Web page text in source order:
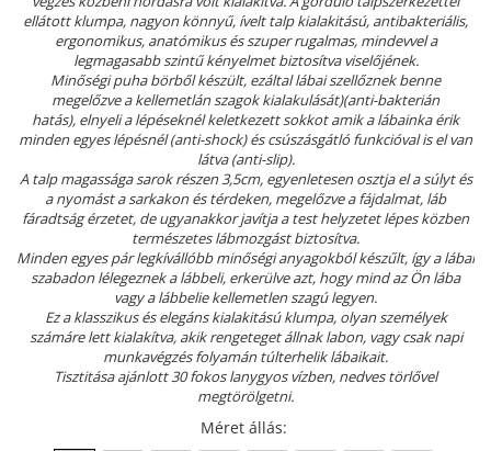
Női nyitott papucs - Leon
Női szandál - Leon
Férfi nyitott papucs
NYÁRI NŐI LÁBBELI KOLLEKCIÓ
Szandál
NYARI FÉRFI LÁBBELI KOLLEKCIÓ
GYEREK SZANDÁL ÉS PAPUCS
STERILIZÁLHATÓ KLUMPA
TÉLI GYAPJÚ PAPUCSOK - női és
KIVEHETŐ TALPBETÉTES KLUMPA
BÜTYKÖS LÁBRA VALÓ PAPUCS
ellátott klumpa, nagyon könnyű, ívelt talp kialakitású, antibakteriális,
ergonomikus, anatómikus és szuper rugalmas, mindevvel a
legmagasabb szintű kényelmet biztosítva viselőjének.
Minőségi puha börből készült, ezáltal lábai szellőznek benne
megelőzve a kellemetlán szagok kialakulását)(anti-bakterián
hatás), elnyeli a lépéseknél keletkezett sokkot amik a lábainka érik
minden egyes lépésnél (anti-shock) és csúszásgátló funkcióval is el van
látva (anti-slip).
A talp magassága sarok részen 3,5cm, egyenletesen osztja el a súlyt és
a nyomást a sarkakon és térdeken, megelőzve a fájdalmat, láb
fáradtság érzetet, de ugyanakkor javítja a test helyzetet lépes közben
természetes lábmozgást biztosítva.
Minden egyes pár legkívállóbb minőségi anyagokból készűlt, így a lábai
szabadon lélegeznek a lábbeli, erkerülve azt, hogy mind az Ön lába
vagy a lábbelie kellemetlen szagú legyen.
Ez a klasszikus és elegáns kialakitású klumpa, olyan személyek
számáre lett kialakítva, akik rengeteget állnak labon, vagy csak napi
munkavégzés folyamán túlterhelik lábaikait.
Tisztitása ajánlott 30 fokos lanygyos vízben, nedves törlővel
megtörölgetni.
Méret állás: